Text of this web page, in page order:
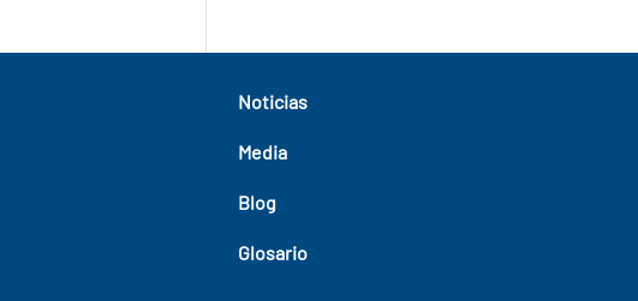
Noticias
Media
Blog
Glosario